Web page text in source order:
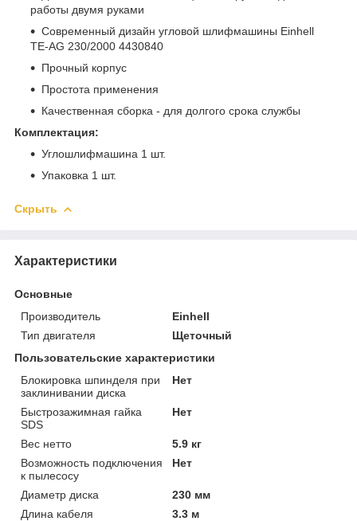
работы двумя руками
Современный дизайн угловой шлифмашины Einhell
TE-AG 230/2000 4430840
Прочный корпус
Простота применения
Качественная сборка - для долгого срока службы
Комплектация:
Углошлифмашина 1 шт.
Упаковка 1 шт.
Скрыть
Характеристики
Основные
Производитель
Einhell
Тип двигателя
Щеточный
Пользовательские характеристики
Блокировка шпинделя при
заклинивании диска
Нет
Быстрозажимная гайка
SDS
Нет
Вес нетто
5.9 кг
Возможность подключения
к пылесосу
Нет
Диаметр диска
230 мм
Длина кабеля
3.3 м